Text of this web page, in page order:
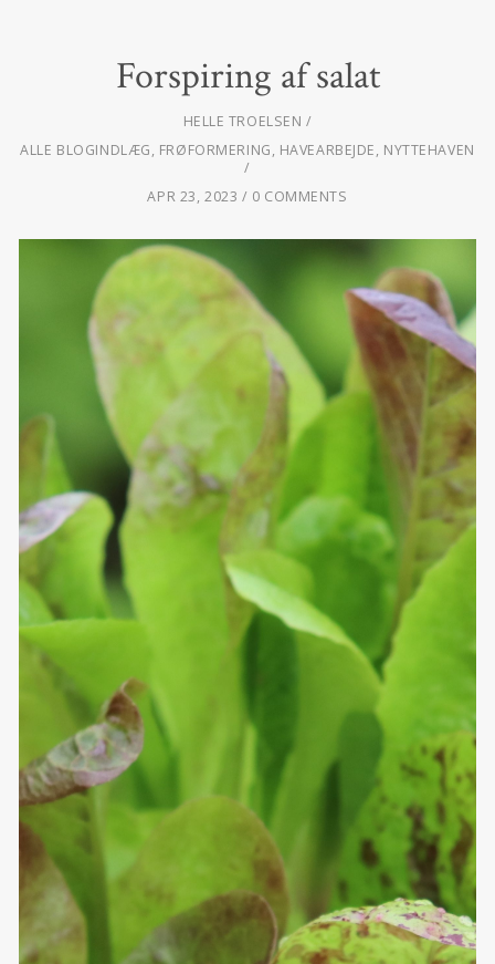
Forspiring af salat
HELLE TROELSEN
ALLE BLOGINDLÆG, FRØFORMERING, HAVEARBEJDE, NYTTEHAVEN
APR 23, 2023 0 COMMENTS